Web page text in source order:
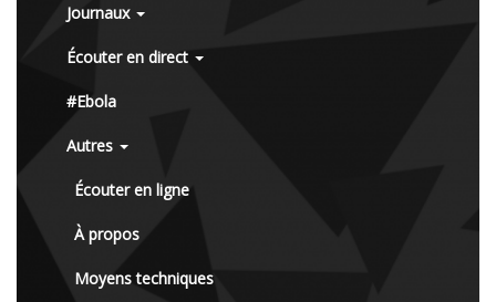
Journaux
Écouter en direct
#Ebola
Autres
Écouter en ligne
À propos
Moyens techniques